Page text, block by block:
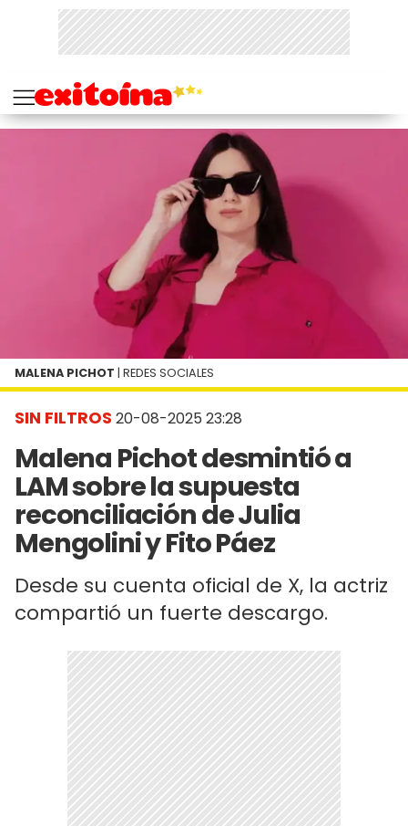
SIN FILTROS 20-08-2025 23:28
Malena Pichot desmintió a
LAM sobre la supuesta
reconciliación de Julia
Mengolini y Fito Páez
Desde su cuenta oficial de X, la actriz
compartió un fuerte descargo.
MALENA PICHOT | REDES SOCIALES